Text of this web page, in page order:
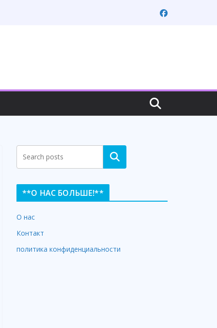
Search
**О НАС БОЛЬШЕ!**
О нас
Контакт
политика конфиденциальности